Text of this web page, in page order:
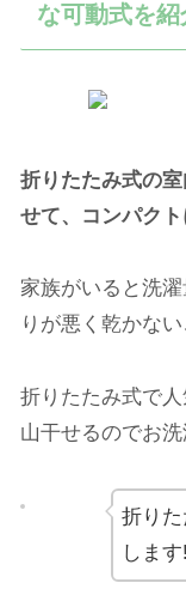
な可動式を紹
折りたたみ式の
せて、コンパク
家族がいると洗
りが悪く乾かな
折りたたみ式で
山干せるのでお
折り
します!